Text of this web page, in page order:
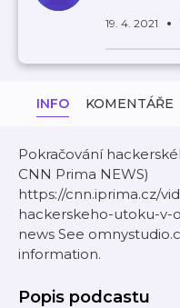
19. 4. 2021
INFO KOMENTÁŘE
Pokračování
CNN Prima NEWS)
https://cnn.iprima.cz/
hackerskeho-utoku-v-
news See
information.
Popis podcastu